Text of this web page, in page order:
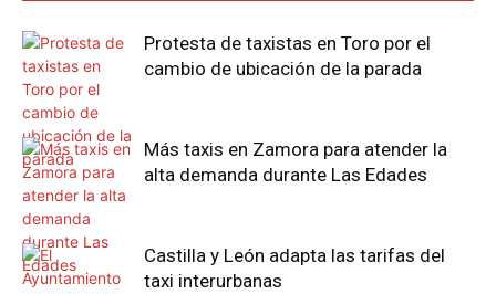
Protesta de taxistas en Toro por el
cambio de ubicación de la parada
Más taxis en Zamora para atender la
alta demanda durante Las Edades
Castilla y León adapta las tarifas del
taxi interurbanas